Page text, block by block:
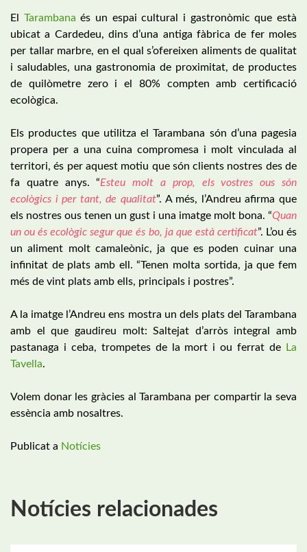
El Tarambana és un espai cultural i gastronòmic que està
ubicat a Cardedeu, dins d’una antiga fàbrica de fer moles
per tallar marbre, en el qual s’ofereixen aliments de qualitat
i saludables, una gastronomia de proximitat, de productes
de quilòmetre zero i el 80% compten amb certificació
ecològica.
Els productes que utilitza el Tarambana són d’una pagesia
propera per a una cuina compromesa i molt vinculada al
territori, és per aquest motiu que són clients nostres des de
fa quatre anys. “Esteu molt a prop, els vostres ous són
ecològics i per tant, de qualitat”. A més, l’Andreu afirma que
els nostres ous tenen un gust i una imatge molt bona. “Quan
un ou és ecològic segur que és bo, ja que està certificat”. L’ou és
un aliment molt camaleònic, ja que es poden cuinar una
infinitat de plats amb ell. “Tenen molta sortida, ja que fem
més de vint plats amb ells, principals i postres”.
A la imatge l’Andreu ens mostra un dels plats del Tarambana
amb el que gaudireu molt: Saltejat d’arròs integral amb
pastanaga i ceba, trompetes de la mort i ou ferrat de
La
Tavella.
Volem donar les gràcies al Tarambana per compartir la seva
essència amb nosaltres.
Publicat a Notícies
Notícies relacionades